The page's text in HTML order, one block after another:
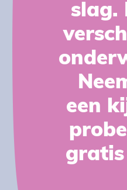
slag.
een
gratis